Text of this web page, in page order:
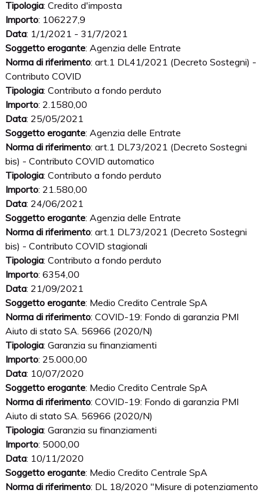
Tipologia: Credito d'imposta
Importo: 106227,9
Data: 1/1/2021 - 31/7/2021
Soggetto erogante: Agenzia delle Entrate
Norma di riferimento: art.1 DL41/2021 (Decreto Sostegni) -
Contributo COVID
Tipologia: Contributo a fondo perduto
Importo: 2.1580,00
Data: 25/05/2021
Soggetto erogante: Agenzia delle Entrate
Norma di riferimento: art.1 DL73/2021 (Decreto Sostegni
bis) - Contributo COVID automatico
Tipologia: Contributo a fondo perduto
Importo: 21.580,00
Data: 24/06/2021
Soggetto erogante: Agenzia delle Entrate
Norma di riferimento: art.1 DL73/2021 (Decreto Sostegni
bis) - Contributo COVID stagionali
Tipologia: Contributo a fondo perduto
Importo: 6354,00
Data: 21/09/2021
Soggetto erogante: Medio Credito Centrale SpA
Norma di riferimento: COVID-19: Fondo di garanzia PMI
Aiuto di stato SA. 56966 (2020/N)
Tipologia: Garanzia su finanziamenti
Importo: 25.000,00
Data: 10/07/2020
Soggetto erogante: Medio Credito Centrale SpA
Norma di riferimento: COVID-19: Fondo di garanzia PMI
Aiuto di stato SA. 56966 (2020/N)
Tipologia: Garanzia su finanziamenti
Importo: 5000,00
Data: 10/11/2020
Soggetto erogante: Medio Credito Centrale SpA
Norma di riferimento: DL 18/2020 "Misure di potenziamento